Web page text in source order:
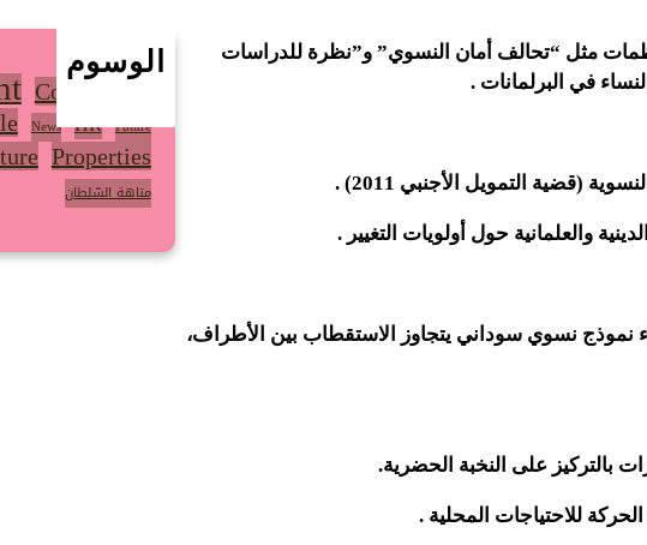
مثل “تحالف أمان النسوي” و”نظرة للدراسات
في البرلمانات .
(قضية التمويل الأجنبي 2011) .
والعلمانية حول أولويات التغيير .
نموذج نسوي سوداني يتجاوز الاستقطاب بين الأطراف،
بالتركيز على النخبة الحضرية.
للاحتياجات المحلية .
الوسوم
Community
Future
HR
News
Properties
متاهة السّلطان